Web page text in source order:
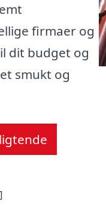
firmaer og
dit budget og
smukt og